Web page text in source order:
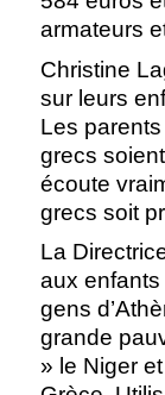
armateurs
Christine
sur leurs
Les
grecs
écoute
grecs soit
La
aux enfants
gens
grande
» le Niger